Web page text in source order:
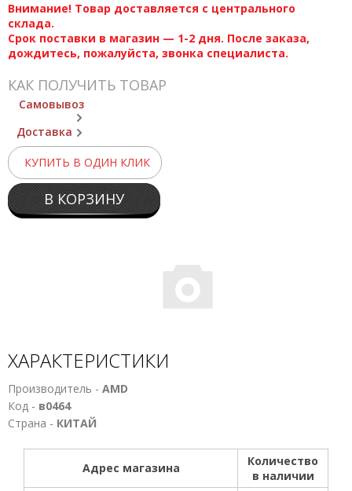
Внимание! Товар доставляется с центрального
склада.
Срок поставки в магазин — 1-2 дня. После заказа,
дождитесь, пожалуйста, звонка специалиста.
КАК ПОЛУЧИТЬ ТОВАР
Самовывоз
Доставка
КУПИТЬ В ОДИН КЛИК
В КОРЗИНУ
ХАРАКТЕРИСТИКИ
Производитель - AMD
Код - в0464
Страна - КИТАЙ
Адрес магазина
Количество
в наличии